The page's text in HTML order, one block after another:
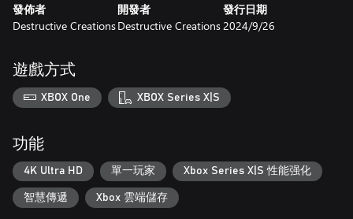
槍火衝鋒。
我們對華沙了如指掌。我們將利用它來作為我們的優勢。德國人
可能已經摧毀了城市的大部分，但現在這將回到他們身上！
召集你的盟友
合作是我們的一大優勢。我們每個人都有不同的背景、個性和技
能，但我們可以很好地一起戰鬥。有一個好朋友與你並肩作戰並
支持你，不僅更有趣，而且也是一個巨大的優勢。
發佈者
Destructive Creations
開發者
Destructive Creations
發行日期
2024/9/26
遊戲方式
XBOX One XBOX Series X|S
功能
4K Ultra HD 單一玩家 Xbox Series X|S 性能强化
智慧傳遞 Xbox 雲端儲存